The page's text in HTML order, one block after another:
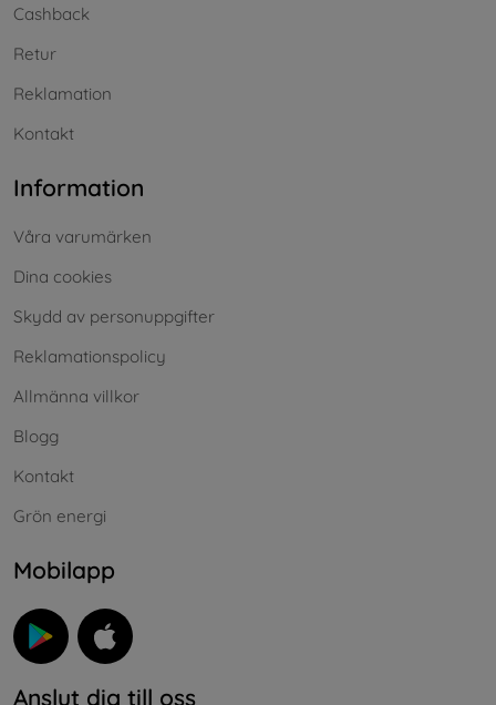
Cashback
Retur
Reklamation
Kontakt
Information
Våra varumärken
Dina cookies
Skydd av personuppgifter
Reklamationspolicy
Allmänna villkor
Blogg
Kontakt
Grön energi
Mobilapp
Anslut dig till oss